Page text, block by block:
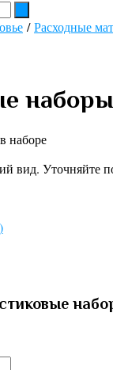
/Расходные
наборы
наборе
вид. Уточняйте